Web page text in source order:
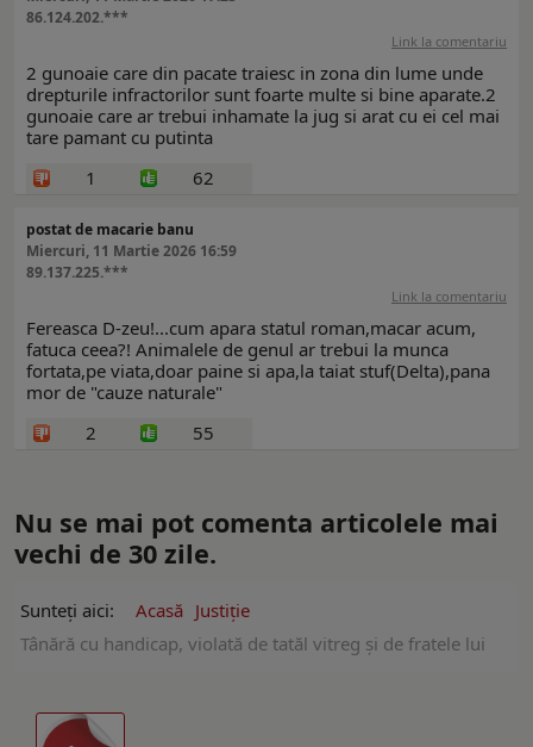
86.124.202.***
Link la comentariu
2 gunoaie care din pacate traiesc in zona din lume unde
drepturile infractorilor sunt foarte multe si bine aparate.2
gunoaie care ar trebui inhamate la jug si arat cu ei cel mai
tare pamant cu putinta
1
62
postat de macarie banu
Miercuri, 11 Martie 2026 16:59
89.137.225.***
Link la comentariu
Fereasca D-zeu!...cum apara statul roman,macar acum,
fatuca ceea?! Animalele de genul ar trebui la munca
fortata,pe viata,doar paine si apa,la taiat stuf(Delta),pana
mor de "cauze naturale"
2
55
Nu se mai pot comenta articolele mai
vechi de 30 zile.
Sunteți aici: Acasă Justiție
Tânără cu handicap, violată de tatăl vitreg și de fratele lui